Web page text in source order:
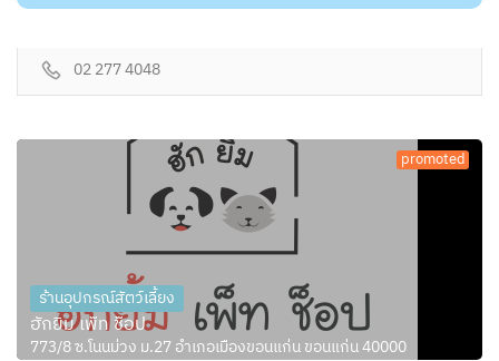
02 277 4048
promoted
ร้านอุปกรณ์สัตว์เลี้ยง
ฮักยิ้ม เพ็ท ช็อป
773/8 ซ.โนนม่วง ม.27 อำเภอเมืองขอนแก่น ขอนแก่น 40000